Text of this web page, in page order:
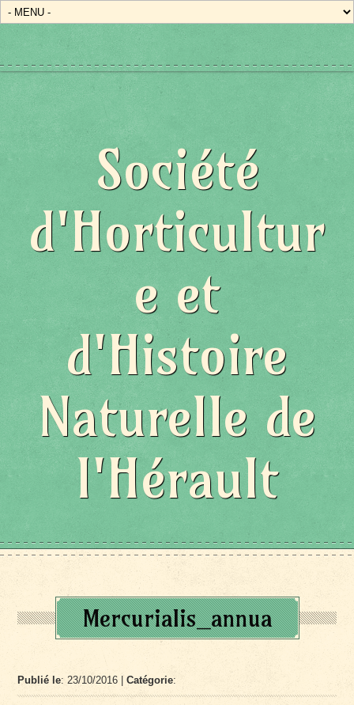
Société
d'Horticultur
e et
d'Histoire
Naturelle de
l'Hérault
Mercurialis_annua
Publié le: 23/10/2016 |Catégorie: